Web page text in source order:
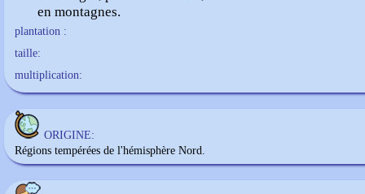
en montagnes.
plantation :
taille:
multiplication:
ORIGINE:
Régions tempérées de l'hémisphère Nord.